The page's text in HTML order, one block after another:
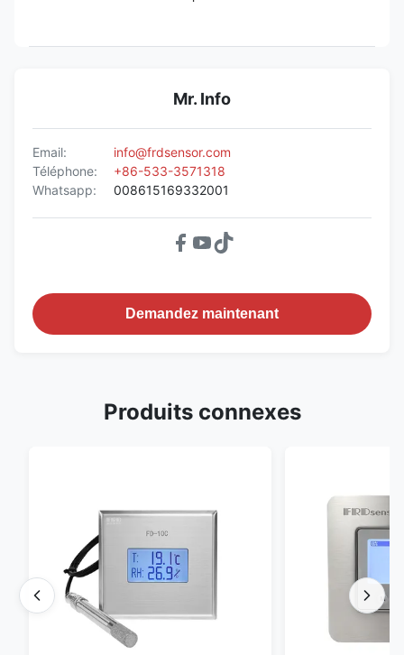
Mr. Info
Email:
info@frdsensor.com
Téléphone:
+86-533-3571318
Whatsapp:
008615169332001
Demandez maintenant
Produits connexes